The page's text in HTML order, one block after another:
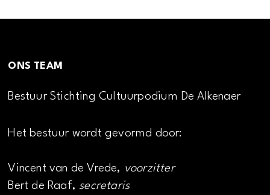
ONS TEAM
Bestuur Stichting Cultuurpodium De Alkenaer
Het bestuur wordt gevormd door:
Vincent van de Vrede, voorzitter
Bert de Raaf, secretaris